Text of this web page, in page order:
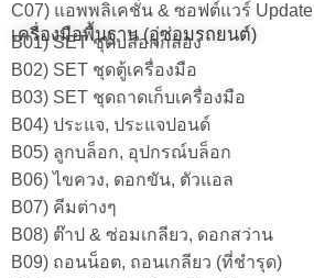
C07) แอพพลิเคชั่น & ซอฟต์แวร์ Update
เครื่องมือพื้นฐาน (อู่ซ่อมรถยนต์)
B01) SET ชุดบล็อกกล่อง
B02) SET ชุดตู้เครื่องมือ
B03) SET ชุดถาดเก็บเครื่องมือ
B04) ประแจ, ประแจปอนด์
B05) ลูกบล็อก, อุปกรณ์บล็อก
B06) ไขควง, ดอกขัน, ตัวแอล
B07) คีมต่างๆ
B08) ต๊าป & ซ่อมเกลียว, ดอกสว่าน
B09) ถอนน็อต, ถอนเกลียว (ที่ชำรุด)